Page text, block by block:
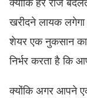
खरीदने लायक
शेयर एक नुकसान का
निर्भर करता है कि
क्योंकि अगर आपने